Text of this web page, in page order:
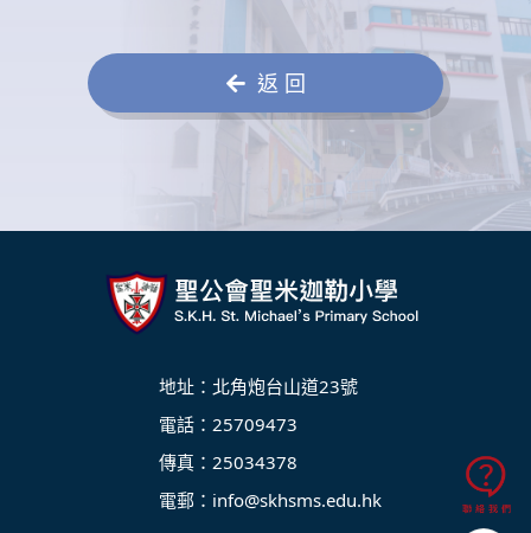
返 回
地址：北角炮台山道23號
電話：25709473
傳真：25034378
電郵： info@skhsms.edu.hk